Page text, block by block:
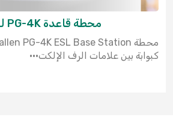
محطة قاعدة PG-4K لـ ESL
كبوابة بين علامات الرف الإلكت···